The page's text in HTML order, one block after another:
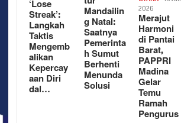
‘Lose
Streak’:
Langkah
Taktis
Mengemb
alikan
Kepercay
aan Diri
dal…
Mandailin
g Natal:
Saatnya
Pemerinta
h Sumut
Berhenti
Menunda
Solusi
2026
Merajut
Harmoni
di Pantai
Barat,
PAPPRI
Madina
Gelar
Temu
Ramah
Pengurus